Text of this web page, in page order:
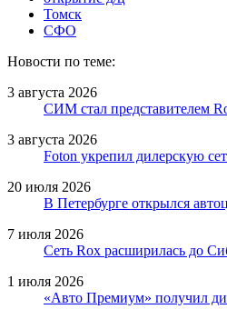
Томск
СФО
Новости по теме:
3 августа 2026
СИМ стал представителем
3 августа 2026
Foton укрепил дилерскую
20 июля 2026
В Петербурге открылся
7 июля 2026
Сеть Rox расширилась до
1 июля 2026
«Авто Премиум» получил